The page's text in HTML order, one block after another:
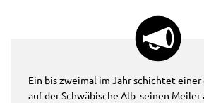
Ein bis zweimal im Jahr schichtet
auf der Schwäbische Alb seinen Meiler